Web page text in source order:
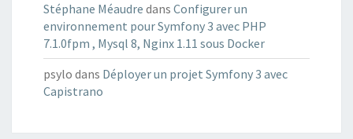
Stéphane Méaudre dans Configurer un
environnement pour Symfony 3 avec PHP
7.1.0fpm , Mysql 8, Nginx 1.11 sous Docker
psylo dans Déployer un projet Symfony 3 avec
Capistrano